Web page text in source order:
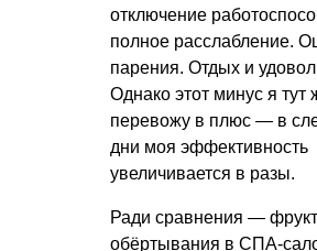
отключение
полное расслабление.
парения. Отдых и
Однако этот минус я тут
перевожу в плюс — в
дни моя эффективность
увеличивается в разы.
Ради сравнения —
обёртывания в СПА-